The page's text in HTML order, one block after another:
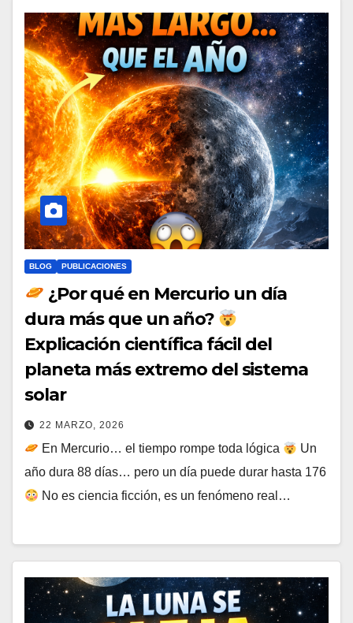
BLOG PUBLICACIONES
¿Por qué en Mercurio un día
dura más que un año?
Explicación científica fácil del
planeta más extremo del sistema
solar
22 MARZO, 2026
En Mercurio… el tiempo rompe toda lógica
Un
año dura 88 días… pero un día puede durar hasta 176
No es ciencia ficción, es un fenómeno real…